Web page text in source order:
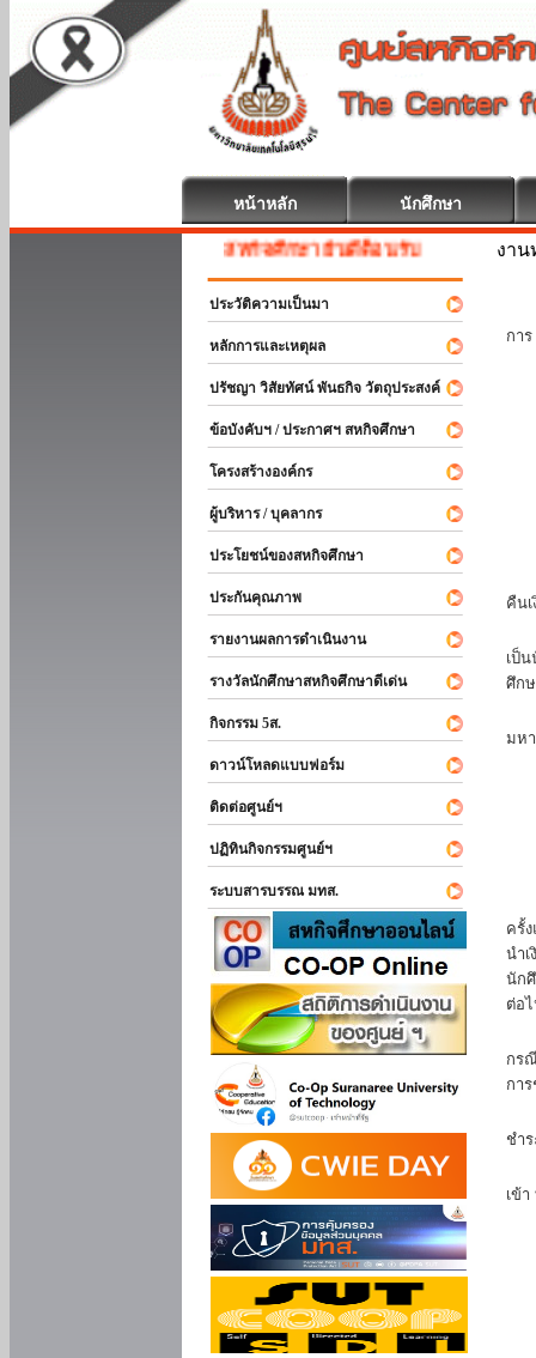
หน้าหลัก นักศึกษา
สหกิจศึกษา ยินดีต้อนรับ
ประวัติความเป็นมา
หลักการและเหตุผล
ปรัชญา วิสัยทัศน์ พันธกิจ วัตถุประสงค์
ข้อบังคับฯ / ประกาศฯ สหกิจศึกษา
โครงสร้างองค์กร
ผู้บริหาร / บุคลากร
ประโยชน์ของสหกิจศึกษา
ประกันคุณภาพ
รายงานผลการดำเนินงาน
รางวัลนักศึกษาสหกิจศึกษาดีเด่น
กิจกรรม 5ส.
ดาวน์โหลดแบบฟอร์ม
ติดต่อศูนย์ฯ
ปฏิทินกิจกรรมศูนย์ฯ
ระบบสารบรรณ มทส.
งา
กา
คืน
เป็
ศึก
มห
ครั้
นำ
นัก
ต่อ
กร
กา
ชำ
เข้